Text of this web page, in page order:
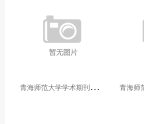
青
海师范大学学术期刊两个专栏入选2025年青海省期刊重点专栏